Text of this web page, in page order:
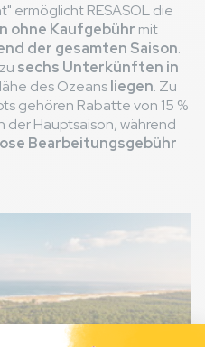
ermöglicht RESASOL die
ohne Kaufgebühr mit
der gesamten Saison.
sechs Unterkünften in
des Ozeansliegen. Zu
gehören Rabatte von 15 %
der Hauptsaison, während
Bearbeitungsgebühr